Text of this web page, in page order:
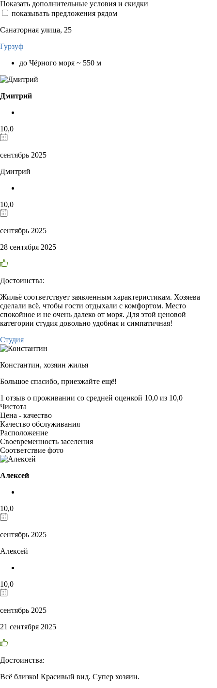
Показать дополнительные условия и скидки
показывать предложения рядом
Санаторная улица, 25
Гурзуф
до Чёрного моря ~ 550 м
Дмитрий
10,0
сентябрь 2025
Дмитрий
10,0
сентябрь 2025
28 сентября 2025
Достоинства:
Жильё соответствует заявленным характеристикам. Хозяева
сделали всё, чтобы гости отдыхали с комфортом. Место
спокойное и не очень далеко от моря. Для этой ценовой
категории студия довольно удобная и симпатичная!
Студия
Константин, хозяин жилья
Большое спасибо, приезжайте ещё!
1 отзыв о проживании со средней оценкой 10,0 из 10,0
Чистота
Цена - качество
Качество обслуживания
Расположение
Своевременность заселения
Соответствие фото
Алексей
10,0
сентябрь 2025
Алексей
10,0
сентябрь 2025
21 сентября 2025
Достоинства:
Всё близко! Красивый вид. Супер хозяин.